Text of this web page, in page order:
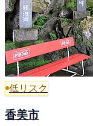
低リスク
香美市